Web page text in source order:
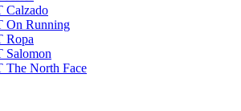
Calzado
On Running
Ropa
North Face